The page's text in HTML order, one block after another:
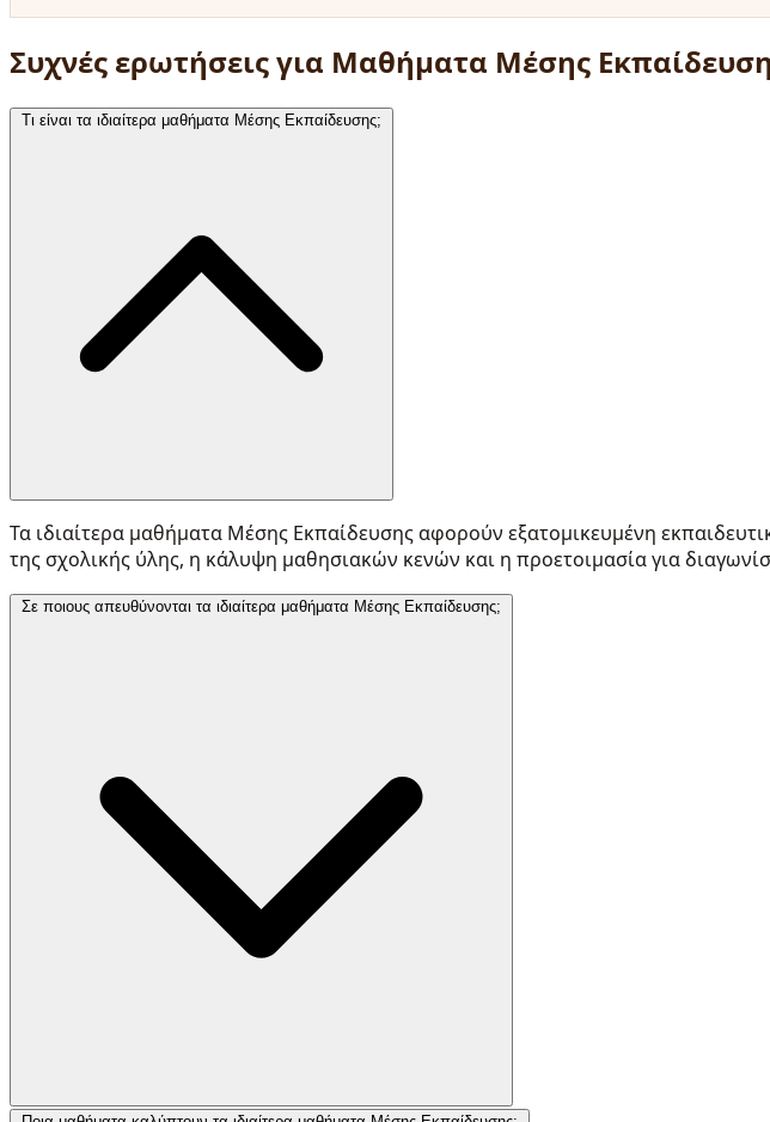
Συχνές ερωτήσεις για Μαθήματα Μέσης
Τι είναι τα ιδιαίτερα μαθήματα Μέσης Εκπαίδευσης;
Τα ιδιαίτερα μαθήματα Μέσης Εκπαίδευσης αφορούν εξατομικευμένη
της σχολικής ύλης, η κάλυψη μαθησιακών κενών και η προετοιμασία για
Σε ποιους απευθύνονται τα ιδιαίτερα μαθήματα Μέσης Εκπαίδευσης;